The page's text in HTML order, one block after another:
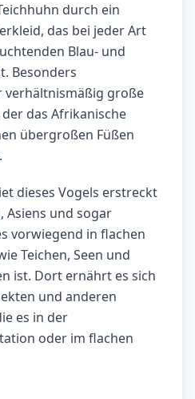
durch ein
das bei jeder Art
Blau- und
Besonders
verhältnismäßig große
das Afrikanische
übergroßen Füßen
dieses Vogels erstreckt
Asiens und sogar
vorwiegend in flachen
Teichen, Seen und
ist. Dort ernährt es sich
und anderen
es in der
oder im flachen